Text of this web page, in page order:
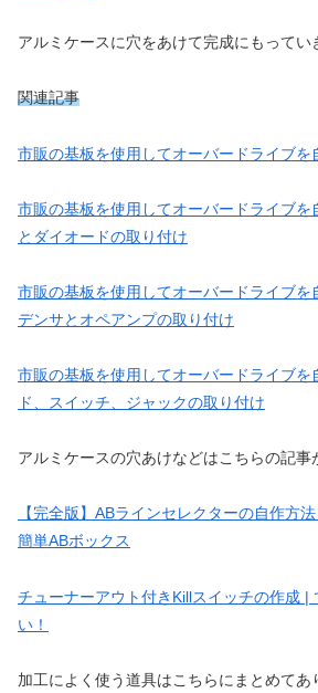
アルミケースに穴をあけて完成にもってい
関連記事
市販の基板を使用してオーバードライブ
市販の基板を使用してオーバードライブ
とダイオードの取り付け
市販の基板を使用してオーバードライブ
デンサとオペアンプの取り付け
市販の基板を使用してオーバードライブ
ド、スイッチ、ジャックの取り付け
アルミケースの穴あけなどはこちらの記事
【完全版】ABラインセレクターの自作方
簡単ABボックス
チューナーアウト付きKillスイッチの作成 |
い！
加工によく使う道具はこちらにまとめてあ